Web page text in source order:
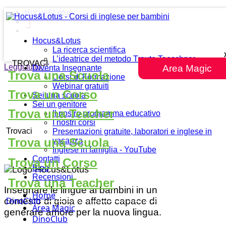
Hocus&Lotus
La ricerca scientifica
L’ideatrice del metodo Traute Taeschner
Diventa Insegnante
Corsi di Formazione
Webinar gratuiti
Sei una scuola
Sei un genitore
Il nostro programma educativo
I nostri corsi
Presentazioni gratuite, laboratori e inglese in
vacanza
Inglese in famiglia - YouTube
Contatti
Blog
Recensioni
Home
Area Magic
DinoClub
Area Magic
TROVACI
Trova una Scuola
Trova un Corso
Trova una Teacher
Trovaci
Trova una Scuola
Trova un Corso
Trova una Teacher
DinoClub
Hocus&Lotus
Leggi tutto""
Insegnare le lingue ai bambini in un
contesto di gioia e affetto capace di
generare amore per la nuova lingua.